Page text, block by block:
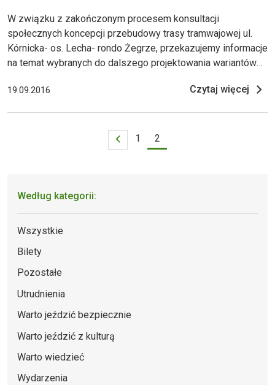
Według kategorii:
Wszystkie
Bilety
Pozostałe
Utrudnienia
Warto jeździć bezpiecznie
Warto jeździć z kulturą
Warto wiedzieć
Wydarzenia
W związku z zakończonym procesem konsultacji
społecznych koncepcji przebudowy trasy tramwajowej ul.
Kórnicka- os. Lecha- rondo Żegrze, przekazujemy informacje
na temat wybranych do dalszego projektowania wariantów
uwzględnione zostaną także potrzeby ruchu pieszo-
19.09.2016 Czytaj więcej
1 2